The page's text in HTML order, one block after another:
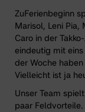
ZuFerienbeginn
Marisol, Leni Pia,
Caro in der
eindeutig mit
der Woche
Vielleicht ist ja
Unser Team
paar